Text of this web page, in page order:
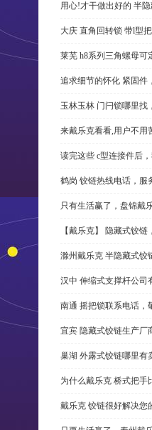
用心!才干做出好的 半
大庆 直角回转锁 带l型
莱芜 h8系列三角螺母可
追求细节的怀化 紧固件
玉林玉林 门闩锁哪里找
来戴乐克看看,用户不用
读完这些 c型连接件后
鹤岗 铰链热线电话，服
只有生活赢了，盘锦戴
【戴乐克】 隐藏式铰链
滁州戴乐克 半隐藏式铰
汉中 伸缩式支撑杆公司
南通 摇把锁联系电话，
宜宾 隐藏式铰链生产厂
巢湖 外露式铰链哪里有
为什么戴乐克 桥式把手
戴乐克 铰链很好解决您